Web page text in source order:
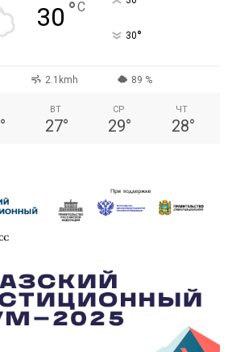
30 °C
30°
2.1kmh 89 %
°
ВТ
27°
СР
29°
ЧТ
28°